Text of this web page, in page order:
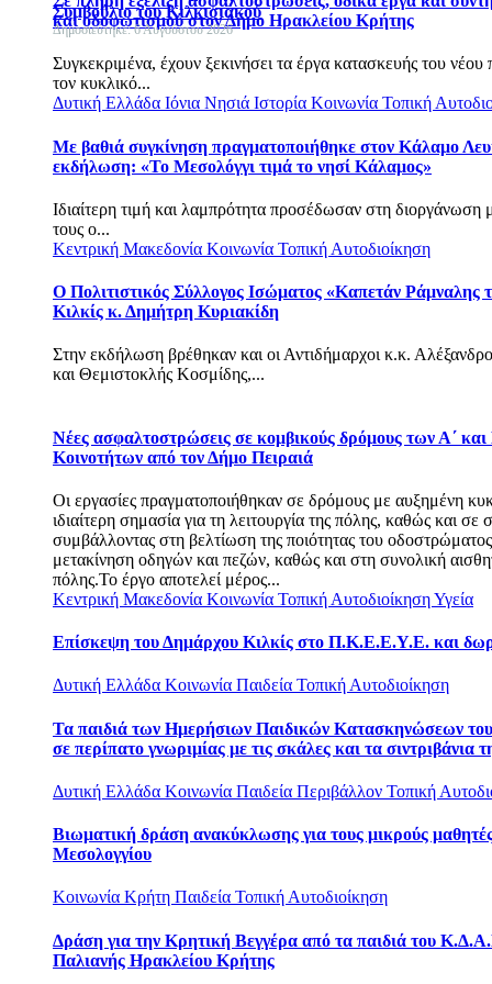
και οδοφωτισμού στον Δήμο Ηρακλείου Κρήτης
Συγκεκριμένα, έχουν ξεκινήσει τα έργα κατασκευής του νέου
τον κυκλικό...
Δυτική Ελλάδα Ιόνια Νησιά Ιστορία Κοινωνία Τοπική
Με βαθιά συγκίνηση πραγματοποιήθηκε στον Κάλαμο
εκδήλωση: «Το Μεσολόγγι τιμά το νησί Κάλαμος»
Ιδιαίτερη τιμή και λαμπρότητα προσέδωσαν στη διοργάνωση
τους ο...
Κεντρική Μακεδονία Κοινωνία Τοπική Αυτοδιοίκηση
Ο Πολιτιστικός Σύλλογος Ισώματος «Καπετάν Ράμναλης
Κιλκίς κ. Δημήτρη Κυριακίδη
Στην εκδήλωση βρέθηκαν και οι Αντιδήμαρχοι κ.κ.
και Θεμιστοκλής Κοσμίδης,...
Νέες ασφαλτοστρώσεις σε κομβικούς δρόμους των Α΄
Κοινοτήτων από τον Δήμο Πειραιά
Οι εργασίες πραγματοποιήθηκαν σε δρόμους με αυξημένη
ιδιαίτερη σημασία για τη λειτουργία της πόλης, καθώς και σε
συμβάλλοντας στη βελτίωση της ποιότητας του
μετακίνηση οδηγών και πεζών, καθώς και στη συνολική
πόλης.Το έργο αποτελεί μέρος...
Κεντρική Μακεδονία Κοινωνία Τοπική ΑυτοδιοίκησηΥγεία
Επίσκεψη του Δημάρχου Κιλκίς στο Π.Κ.Ε.Ε.Υ.Ε. και
Δυτική Ελλάδα Κοινωνία Παιδεία Τοπική Αυτοδιοίκηση
Τα παιδιά των Ημερήσιων Παιδικών Κατασκηνώσεων
σε περίπατο γνωριμίας με τις σκάλες και τα σιντριβάνια
Δυτική Ελλάδα Κοινωνία Παιδεία Περιβάλλον Τοπική
Βιωματική δράση ανακύκλωσης για τους μικρούς
Μεσολογγίου
Κοινωνία Κρήτη Παιδεία Τοπική Αυτοδιοίκηση
Δράση για την Κρητική Βεγγέρα από τα παιδιά του
Παλιανής Ηρακλείου Κρήτης
Συμβούλιο του Κιλκισιακού
Δημοσιεύτηκε: 6 Αυγούστου 2026